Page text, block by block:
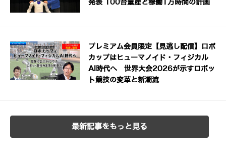
発表 100台量産と稼働1万時間の計画
プレミアム会員限定【見逃し配信】ロボ
カップはヒューマノイド・フィジカル
AI時代へ 世界大会2026が示すロボッ
ト競技の変革と新潮流
最新記事をもっと見る